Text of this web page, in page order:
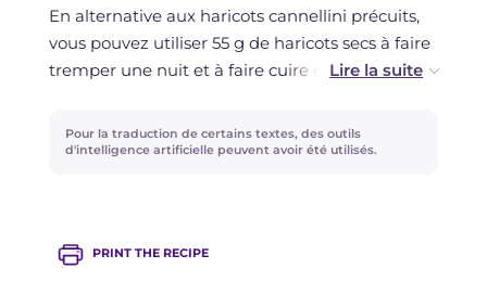
En alternative aux haricots cannellini précuits,
vous pouvez utiliser 55 g de haricots secs à faire
tremper une nuit et à faire cuire dans l'eau
s'effriter mais rester croquants. Vous n'appréciez
pas la note piquante des radis ? Remplacez-les
Pour la traduction de certains textes, des outils
d'intelligence artificielle peuvent avoir été utilisés.
PRINT THE RECIPE